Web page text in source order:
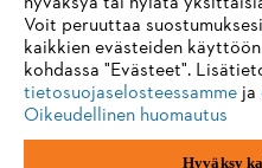
Voit peruuttaa
kaikkien evästeiden
kohdassa "Evästeet".
tietosuojaselosteessammeja
Oikeudellinen huomautus
Hyväksy